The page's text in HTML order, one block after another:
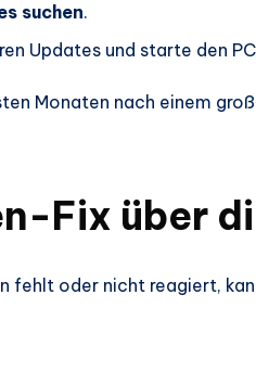
suchen.
Updates und starte den
Monaten nach einem
Fix über
fehlt oder nicht reagiert,